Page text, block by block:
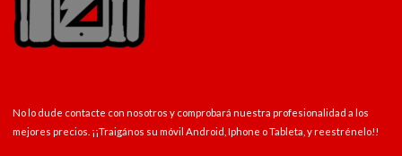
No lo dude contacte con nosotros y comprobará nuestra profesionalidad a los
mejores precios. ¡¡Traigános su móvil Android, Iphone o Tableta, y reestrénelo!!